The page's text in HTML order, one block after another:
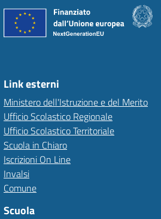
Link esterni
Ministero dell'Istruzione e del Merito
Ufficio Scolastico Regionale
Ufficio Scolastico Territoriale
Scuola in Chiaro
Iscrizioni On Line
Invalsi
Comune
Scuola